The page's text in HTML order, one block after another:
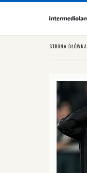
STRONA GŁÓWNA